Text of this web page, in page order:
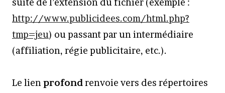
suite de l’extension du fichier (exemple :
http://www.publicidees.com/html.php?
tmp=jeu) ou passant par un intermédiaire
(affiliation, régie publicitaire, etc.).
Le lien profond renvoie vers des répertoires